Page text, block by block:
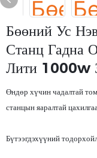
Бөөний Ус
Станц Гадна
Лити 1000w
Өндөр хүчин чадалтай
станцын яаралтай
Бүтээгдэхүүний